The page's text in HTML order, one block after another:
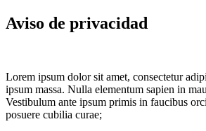
Aviso de privacidad
Lorem ipsum dolor sit amet, consectetur
ipsum massa. Nulla elementum sapien in
Vestibulum ante ipsum primis in faucibus
posuere cubilia curae;